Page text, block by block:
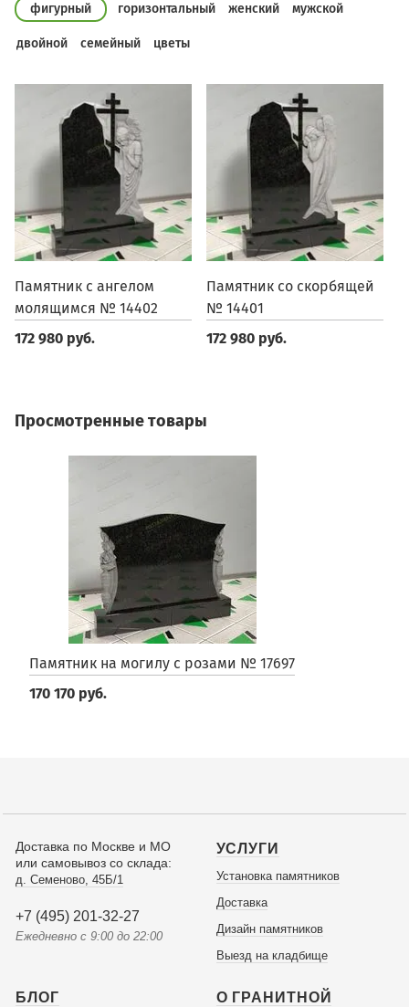
фигурный горизонтальный женский мужской
двойной семейный цветы
Памятник с ангелом
молящимся № 14402
172 980 руб.
Памятник со скорбящей
№ 14401
172 980 руб.
Просмотренные товары
Памятник на могилу с розами № 17697
170 170 руб.
Доставка по Москве и МО
или самовывоз со склада:
д. Семеново, 45Б/1
+7 (495) 201-32-27
Ежедневно с 9:00 до 22:00
УСЛУГИ
Установка памятников
Доставка
Дизайн памятников
Выезд на кладбище
БЛОГ О ГРАНИТНОЙ